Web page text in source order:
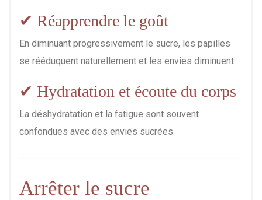
✔ Réapprendre le goût
En diminuant progressivement le sucre, les papilles
se rééduquent naturellement et les envies diminuent.
✔ Hydratation et écoute du corps
La déshydratation et la fatigue sont souvent
confondues avec des envies sucrées.
Arrêter le sucre